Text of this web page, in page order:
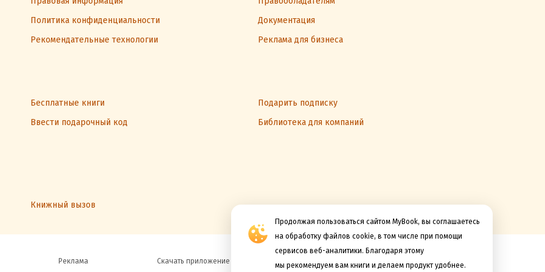
Продолжая пользоваться сайтом MyBook, вы соглашаетесь
на обработку файлов cookie, в том числе при помощи
сервисов веб-аналитики. Благодаря этому
мы рекомендуем вам книги и делаем продукт удобнее.
Политика конфиденциальности
Документация
Рекомендательные технологии Реклама для бизнеса
Бесплатные книги
Подарить подписку
Ввести подарочный код
Библиотека для компаний
Книжный вызов
Реклама Скачать приложение